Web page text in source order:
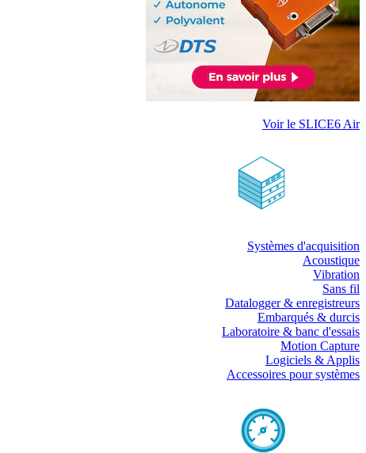
Voir le SLICE6 Air
Systèmes d'acquisition
Acoustique
Vibration
Sans fil
Datalogger & enregistreurs
Embarqués & durcis
Laboratoire & banc d'essais
Motion Capture
Logiciels & Applis
Accessoires pour systèmes